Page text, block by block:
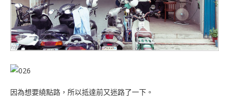
因為想要繞點路，所以抵達前又迷路了一下。